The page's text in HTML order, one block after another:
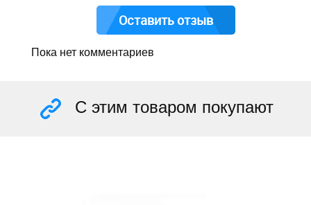
Оставить отзыв
Пока нет комментариев
С этим товаром покупают